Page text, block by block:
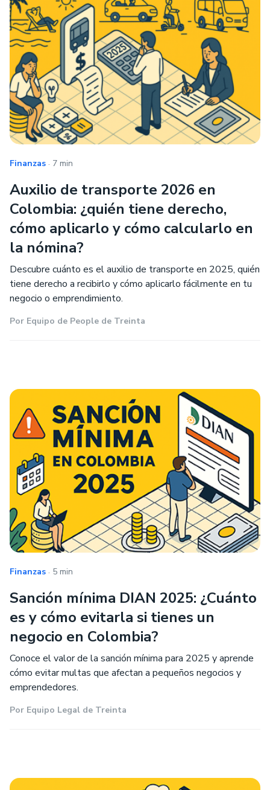
Finanzas . 7 min
Auxilio de transporte 2026 en
Colombia: ¿quién tiene derecho,
cómo aplicarlo y cómo calcularlo en
la nómina?
Descubre cuánto es el auxilio de transporte en 2025, quién
tiene derecho a recibirlo y cómo aplicarlo fácilmente en tu
negocio o emprendimiento.
Por Equipo de People de Treinta
Finanzas . 5 min
Sanción mínima DIAN 2025: ¿Cuánto
es y cómo evitarla si tienes un
negocio en Colombia?
Conoce el valor de la sanción mínima para 2025 y aprende
cómo evitar multas que afectan a pequeños negocios y
emprendedores.
Por Equipo Legal de Treinta